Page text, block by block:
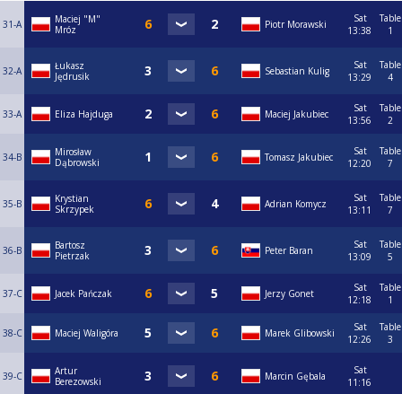
31-A
Maciej "M"
Mróz
Piotr Morawski
Sat
13:38
Table
1
32-A
Łukasz
Jędrusik
Sebastian Kulig
Sat
13:29
Table
4
33-A Eliza Hajduga Maciej Jakubiec
Sat
13:56
Table
2
34-B
Mirosław
Dąbrowski
Tomasz Jakubiec
Sat
12:20
Table
7
35-B
Krystian
Skrzypek
Adrian Komycz
Sat
13:11
Table
7
36-B
Bartosz
Pietrzak
Peter Baran
Sat
13:09
Table
5
37-C Jacek Pańczak Jerzy Gonet
Sat
12:18
Table
1
38-C Maciej Waligóra Marek Glibowski
Sat
12:26
Table
3
39-C
Artur
Berezowski
Marcin Gębala
Sat
11:16